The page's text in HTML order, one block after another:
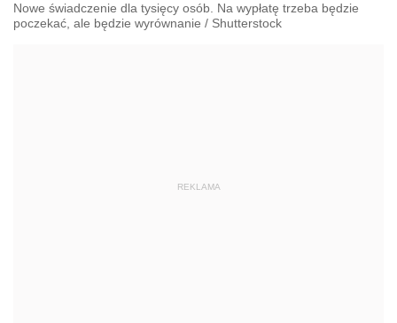
Nowe świadczenie dla tysięcy osób. Na wypłatę trzeba będzie
poczekać, ale będzie wyrównanie / Shutterstock